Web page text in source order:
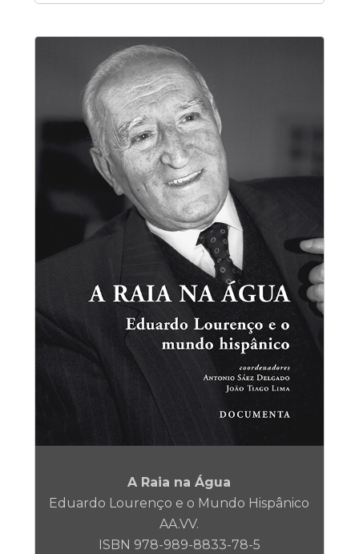
A Raia na Água
Eduardo Lourenço e o Mundo Hispânico
AA.VV.
ISBN 978-989-8833-78-5